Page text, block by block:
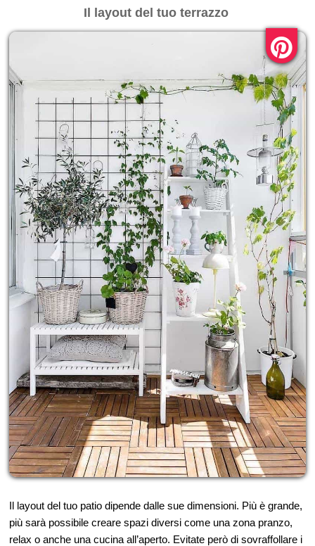
Il layout del tuo terrazzo
Il layout del tuo patio dipende dalle sue dimensioni. Più è grande,
più sarà possibile creare spazi diversi come una zona pranzo,
relax o anche una cucina all’aperto. Evitate però di sovraffollare i